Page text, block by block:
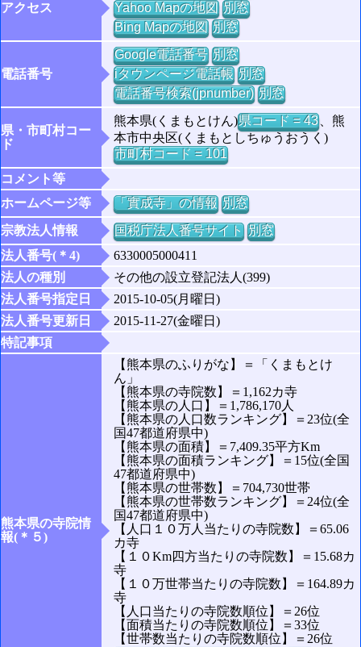
アクセス
Yahoo Mapの地図 別窓
Bing Mapの地図 別窓
電話番号
Google電話番号 別窓
iタウンページ電話帳 別窓
電話番号検索(jpnumber) 別窓
県・市町村コー
ド
熊本県(くまもとけん)県コード = 43、熊
本市中央区(くまもとしちゅうおうく)
市町村コード = 101
コメント等
ホームページ等
「實成寺」の情報 別窓
宗教法人情報
国税庁法人番号サイト 別窓
法人番号(＊4)
6330005000411
法人の種別
その他の設立登記法人(399)
法人番号指定日
2015-10-05(月曜日)
法人番号更新日
2015-11-27(金曜日)
特記事項
熊本県の寺院情
報(＊５)
【熊本県のふりがな】＝「くまもとけ
ん」
【熊本県の寺院数】＝1,162カ寺
【熊本県の人口】＝1,786,170人
【熊本県の人口数ランキング】＝23位(全
国47都道府県中)
【熊本県の面積】＝7,409.35平方Km
【熊本県の面積ランキング】＝15位(全国
47都道府県中)
【熊本県の世帯数】＝704,730世帯
【熊本県の世帯数ランキング】＝24位(全
国47都道府県中)
【人口１０万人当たりの寺院数】＝65.06
カ寺
【１０Km四方当たりの寺院数】＝15.68カ
寺
【１０万世帯当たりの寺院数】＝164.89カ
寺
【人口当たりの寺院数順位】＝26位
【面積当たりの寺院数順位】＝33位
【世帯数当たりの寺院数順位】＝26位